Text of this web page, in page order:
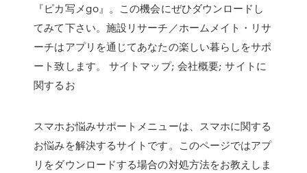
『ピカ写メgo』。この機会にぜひダウンロードし
てみて下さい。施設リサーチ／ホームメイト・リサ
ーチはアプリを通じてあなたの楽しい暮らしをサポ
ート致します。 サイトマップ; 会社概要; サイトに
関するお
スマホお悩みサポートメニューは、スマホに関する
お悩みを解決するサイトです。このページではアプ
リをダウンロードする場合の対処方法をお教えしま